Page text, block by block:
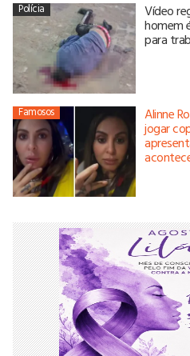
Polícia Vídeo
homem
para
Famosos Alinne
jogar